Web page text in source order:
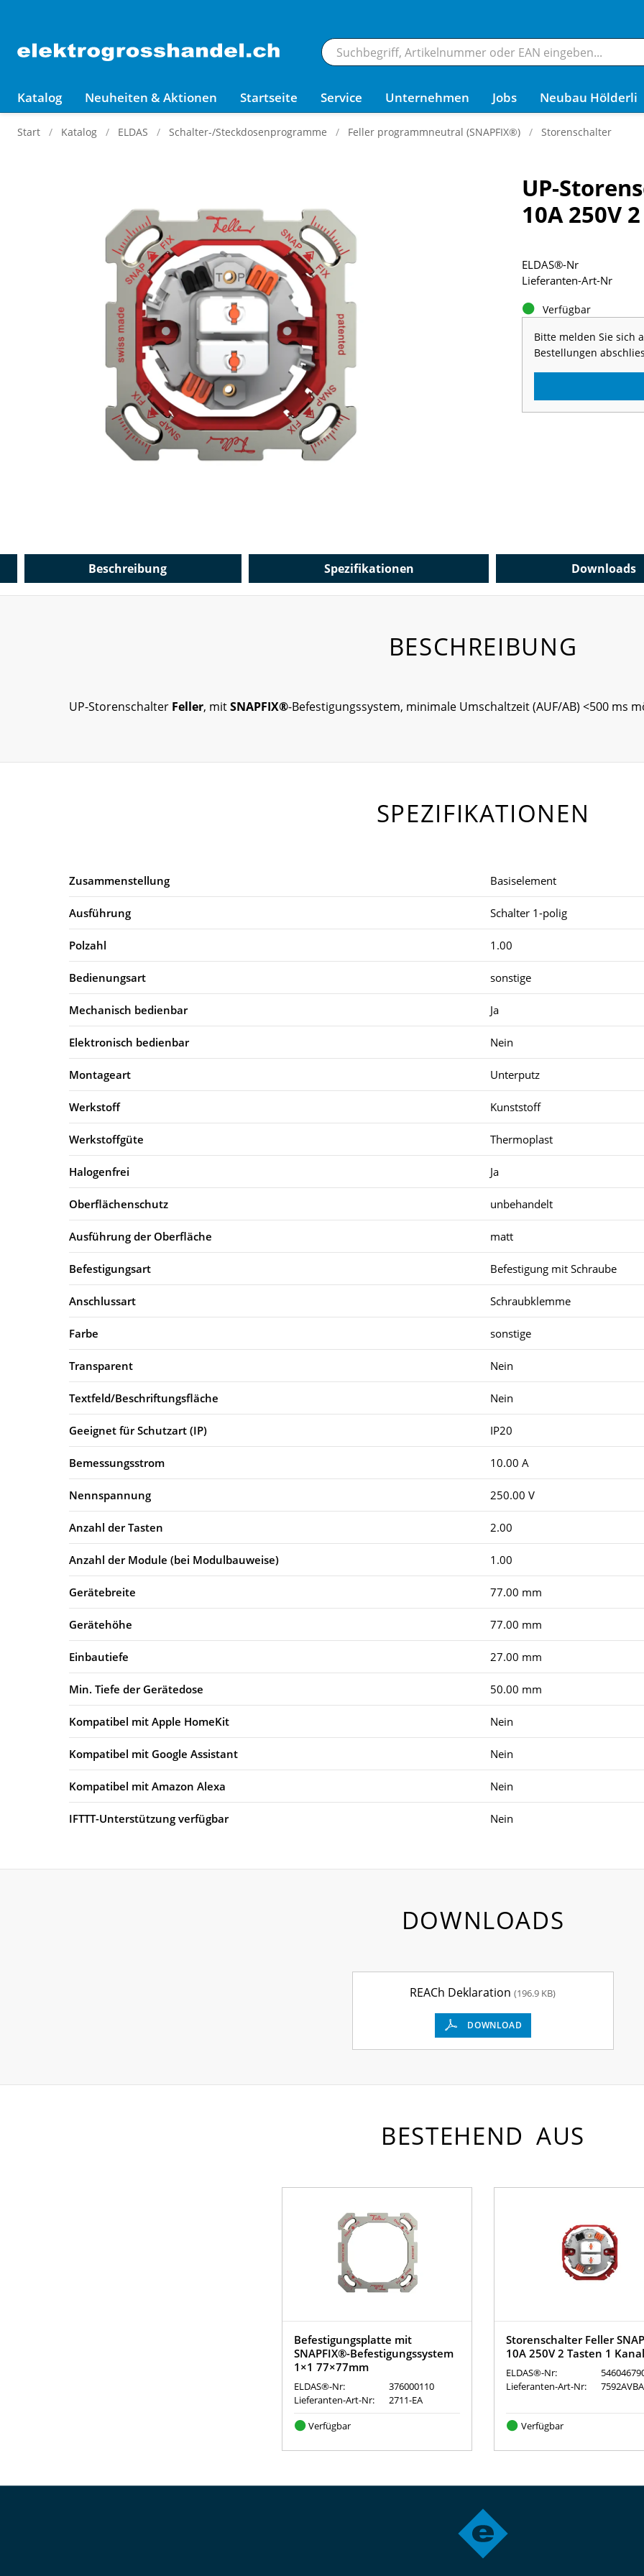
Katalog Neuheiten & Aktionen Startseite Service Unternehmen Jobs Neubau Hölderli
Start Katalog ELDAS Schalter-/Steckdosenprogramme Feller programmneutral (SNAPFIX®) Storenschalter
UP-
10A 250V
Verfügbar
Bitte melden Sie sich
Bestellungen
ELDAS®-Nr
Lieferanten-Art-Nr
Beschreibung Spezifikationen Downloads
BESCHREIBUNG
UP-Storenschalter Feller, mitSNAPFIX®-Befestigungssystem, minimale Umschaltzeit (AUF/AB) <500 ms
SPEZIFIKATIONEN
Zusammenstellung Basiselement
Ausführung Schalter 1-polig
Polzahl 1.00
Bedienungsart sonstige
Mechanisch bedienbar Ja
Elektronisch bedienbar Nein
Montageart Unterputz
Werkstoff Kunststoff
Werkstoffgüte Thermoplast
Halogenfrei Ja
Oberflächenschutz unbehandelt
Ausführung der Oberfläche matt
Befestigungsart Befestigung mit Schraube
Anschlussart Schraubklemme
Farbe sonstige
Transparent Nein
Textfeld/Beschriftungsfläche Nein
Geeignet für Schutzart (IP) IP20
Bemessungsstrom 10.00 A
Nennspannung 250.00 V
Anzahl der Tasten 2.00
Anzahl der Module (bei Modulbauweise) 1.00
Gerätebreite 77.00 mm
Gerätehöhe 77.00 mm
Einbautiefe 27.00 mm
Min. Tiefe der Gerätedose 50.00 mm
Kompatibel mit Apple HomeKit Nein
Kompatibel mit Google Assistant Nein
Kompatibel mit Amazon Alexa Nein
IFTTT-Unterstützung verfügbar Nein
DOWNLOADS
REACh Deklaration(196.9 KB)
DOWNLOAD
BESTEHEND AUS
Befestigungsplatte mit
SNAPFIX®-Befestigungssystem
1×1 77×77mm
ELDAS®-Nr:
376000110
Lieferanten-Art-Nr:
2711-EA
Verfügbar
Storenschalter Feller
10A 250V 2 Tasten 1 Kanal
ELDAS®-Nr:
Lieferanten-Art-Nr:
Verfügbar